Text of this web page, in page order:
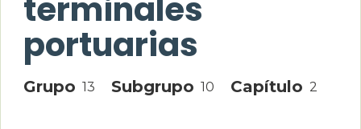
terminales
portuarias
Grupo 13 Subgrupo 10 Capítulo 2